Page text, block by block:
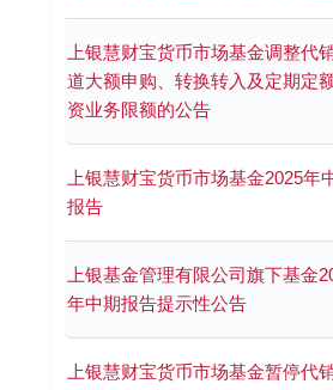
上银慧财宝货币市场基金调整代
道大额申购、转换转入及定期定
资业务限额的公告
上银慧财宝货币市场基金2025年
报告
上银基金管理有限公司旗下基金
年中期报告提示性公告
上银慧财宝货币市场基金暂停代